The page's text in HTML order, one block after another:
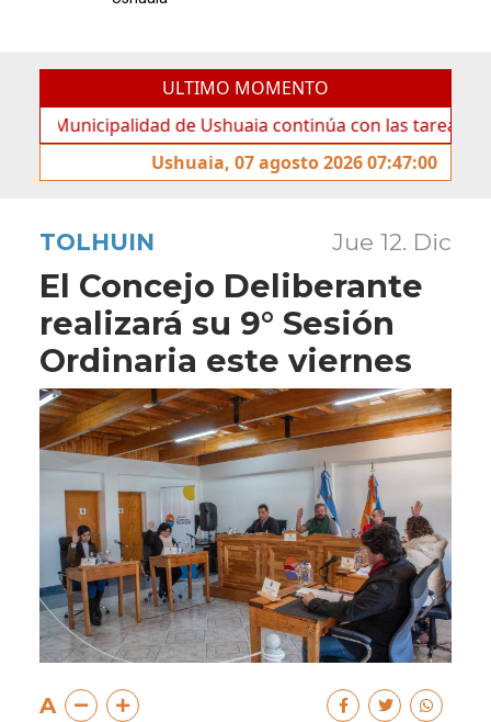
ULTIMO MOMENTO
de Ushuaia continúa con las tareas de
Ushuaia, 07 agosto 2026 07:47:00
TOLHUIN Jue 12. Dic
El Concejo Deliberante
realizará su 9° Sesión
Ordinaria este viernes
A